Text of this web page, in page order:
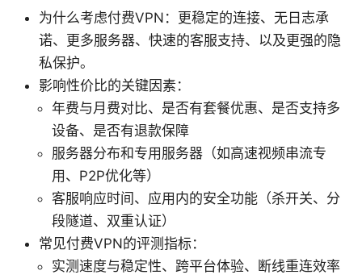
为什么考虑付费VPN：更稳定的连接、无日志承
诺、更多服务器、快速的客服支持、以及更强的隐
私保护。
影响性价比的关键因素：
年费与月费对比、是否有套餐优惠、是否支持多
设备、是否有退款保障
服务器分布和专用服务器（如高速视频串流专
用、P2P优化等）
客服响应时间、应用内的安全功能（杀开关、分
段隧道、双重认证）
常见付费VPN的评测指标：
实测速度与稳定性、跨平台体验、断线重连效率